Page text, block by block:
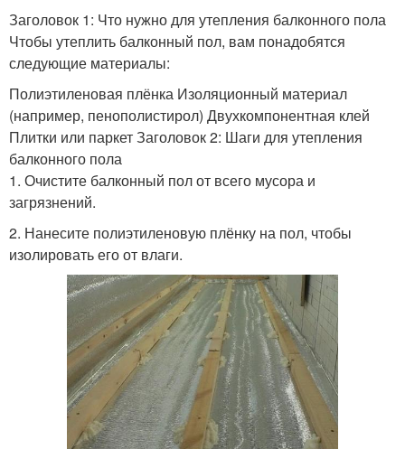
Заголовок 1: Что нужно для утепления балконного пола
Чтобы утеплить балконный пол, вам понадобятся
следующие материалы:
Полиэтиленовая плёнка Изоляционный материал
(например, пенополистирол) Двухкомпонентная клей
Плитки или паркет Заголовок 2: Шаги для утепления
балконного пола
1. Очистите балконный пол от всего мусора и
загрязнений.
2. Нанесите полиэтиленовую плёнку на пол, чтобы
изолировать его от влаги.